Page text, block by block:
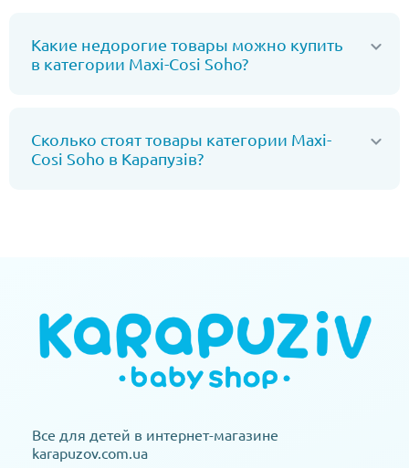
Какие недорогие товары можно купить
в категории Maxi-Cosi Soho?
Сколько стоят товары категории Maxi-
Cosi Soho в Карапузів?
Все для детей в интернет-магазине
karapuzov.com.ua